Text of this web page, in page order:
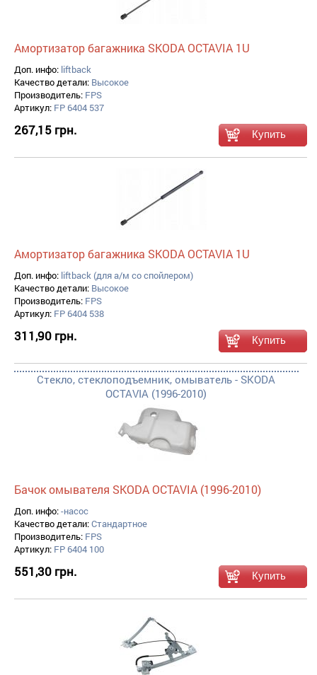
Амортизатор багажника SKODA OCTAVIA 1U
Доп. инфо: liftback
Качество детали: Высокое
Производитель: FPS
Артикул: FP 6404 537
267,15 грн.
Амортизатор багажника SKODA OCTAVIA 1U
Доп. инфо: liftback (для а/м со спойлером)
Качество детали: Высокое
Производитель: FPS
Артикул: FP 6404 538
311,90 грн.
Стекло, стеклоподъемник, омыватель - SKODA
OCTAVIA (1996-2010)
Бачок омывателя SKODA OCTAVIA (1996-2010)
Доп. инфо:-насос
Качество детали:Стандартное
Производитель: FPS
Артикул: FP 6404 100
551,30 грн.